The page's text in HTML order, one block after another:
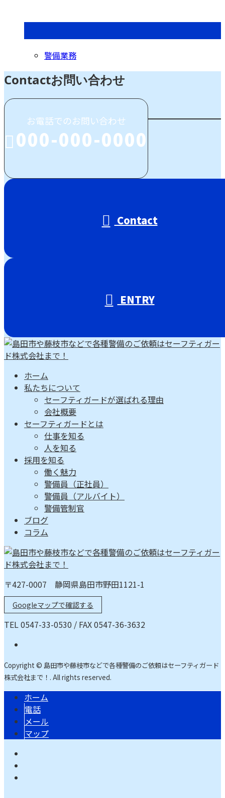
警備業務
Contactお問い合わせ
お電話でのお問い合わせ
000-000-0000
Contact
ENTRY
ホーム
私たちについて
セーフティガードが選ばれる理由
会社概要
セーフティガードとは
仕事を知る
人を知る
採用を知る
働く魅力
警備員（正社員）
警備員（アルバイト）
警備管制官
ブログ
コラム
〒427-0007 静岡県島田市野田1121-1
Googleマップで確認する
TEL 0547-33-0530 / FAX 0547-36-3632
Copyright © 島田市や藤枝市などで各種警備のご依頼はセーフティガード
株式会社まで！. All rights reserved.
ホーム
電話
メール
マップ